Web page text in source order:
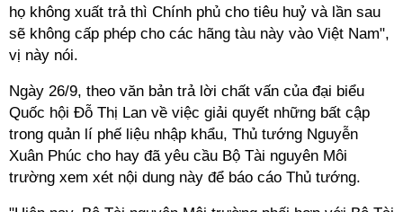
họ không xuất trả thì Chính phủ cho tiêu huỷ và lần sau
sẽ không cấp phép cho các hãng tàu này vào Việt Nam",
vị này nói.
Ngày 26/9, theo văn bản trả lời chất vấn của đại biểu
Quốc hội Đỗ Thị Lan về việc giải quyết những bất cập
trong quản lí phế liệu nhập khẩu, Thủ tướng Nguyễn
Xuân Phúc cho hay đã yêu cầu Bộ Tài nguyên Môi
trường xem xét nội dung này để báo cáo Thủ tướng.